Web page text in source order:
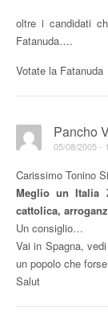
oltre i candidati
Fatanuda….
Votate la Fatanuda
Pancho
05/08/2005 -
Carissimo Tonino
Meglio un Italia
cattolica,
Un consiglio…
Vai in Spagna,
un popolo che
Salut